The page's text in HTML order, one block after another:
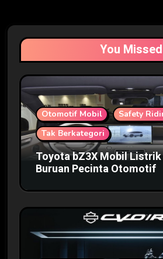
You Missed
Otomotif Mobil
Safety
Tak Berkategori
Toyota bZ3X Mobil
Buruan Pecinta Otomotif